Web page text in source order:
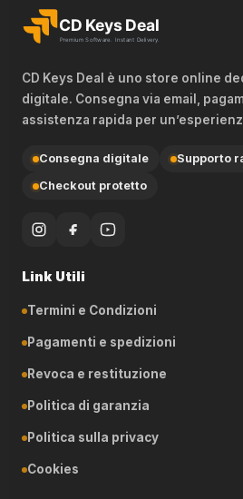
CD Keys Deal è uno store online
digitale. Consegna via email,
assistenza rapida per
Consegna digitale
Supporto
Checkout protetto
Link Utili
Termini e Condizioni
Pagamenti e spedizioni
Revoca e restituzione
Politica di garanzia
Politica sulla privacy
Cookies